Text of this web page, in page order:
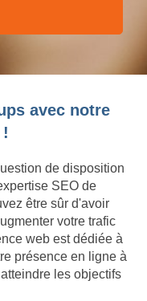
avec notre
de disposition
SEO de
être sûr d'avoir
votre trafic
web est dédiée à
présence en ligne à
les objectifs